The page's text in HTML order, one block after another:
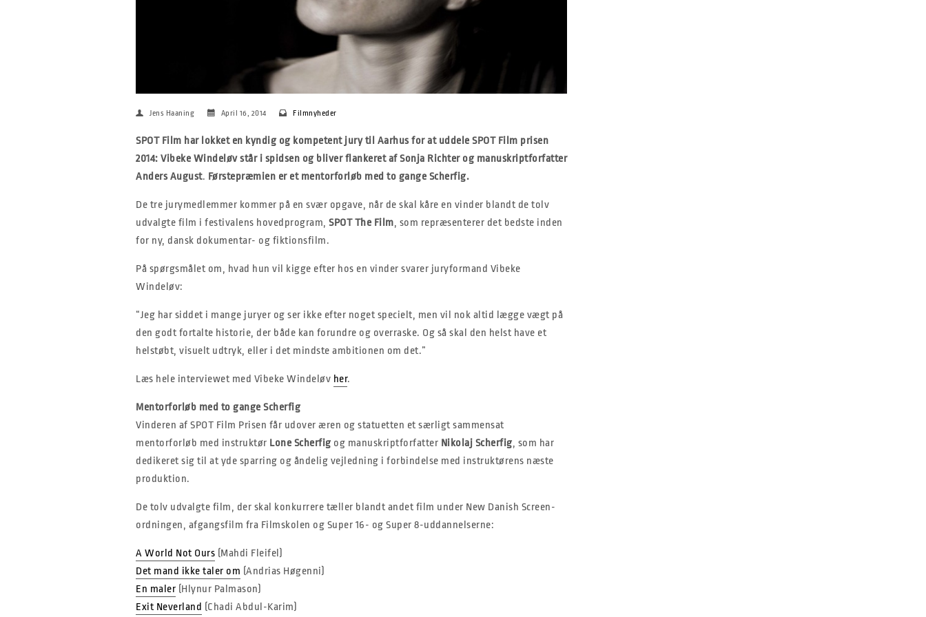
Jens Haaning April 16, 2014 Filmnyheder
SPOT Film har lokket en kyndig og kompetent jury til Aarhus for at uddele SPOT Film prisen
2014: Vibeke Windeløv står i spidsen og bliver flankeret af Sonja Richter og manuskriptforfatter
Anders August. Førstepræmien er et mentorforløb med to gange Scherfig.
De tre jurymedlemmer kommer på en svær opgave, når de skal kåre en vinder blandt de tolv
udvalgte film i festivalens hovedprogram, SPOT The Film, som repræsenterer det bedste inden
for ny, dansk dokumentar- og fiktionsfilm.
På spørgsmålet om, hvad hun vil kigge efter hos en vinder svarer juryformand Vibeke
Windeløv:
“Jeg har siddet i mange juryer og ser ikke efter noget specielt, men vil nok altid lægge vægt på
den godt fortalte historie, der både kan forundre og overraske. Og så skal den helst have et
helstøbt, visuelt udtryk, eller i det mindste ambitionen om det.”
Læs hele interviewet med Vibeke Windeløv her.
Mentorforløb med to gange Scherfig
Vinderen af SPOT Film Prisen får udover æren og statuetten et særligt sammensat
mentorforløb med instruktør Lone Scherfig og manuskriptforfatter Nikolaj Scherfig, som har
dedikeret sig til at yde sparring og åndelig vejledning i forbindelse med instruktørens næste
produktion.
De tolv udvalgte film, der skal konkurrere tæller blandt andet film under New Danish Screen-
ordningen, afgangsfilm fra Filmskolen og Super 16- og Super 8-uddannelserne:
A World Not Ours (Mahdi Fleifel)
Det mand ikke taler om (Andrias Høgenni)
En maler (Hlynur Palmason)
Exit Neverland (Chadi Abdul-Karim)